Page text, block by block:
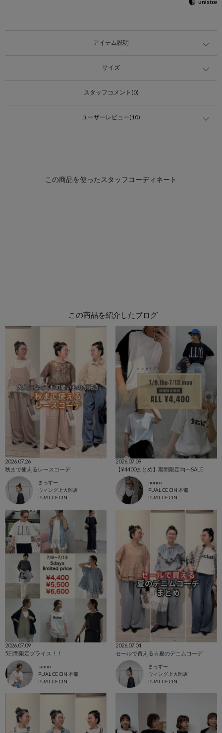
アイテム説明
サイズ
スタッフコメント(0)
ユーザーレビュー(10)
この商品を紹介したブログ
2026.07.26
秋まで使えるレースコーデ
まっすー
ウィング上大岡店
PUAL CE CIN
2026.07.09
【¥4400まとめ】期間限定均一SALE
norico
PUAL CE CIN 本部
PUAL CE CIN
2026.07.09
5日間限定プライス！！
seino
PUAL CE CIN 本部
PUAL CE CIN
2026.07.04
セールで買える☆夏のデニムコーデ
まっすー
ウィング上大岡店
PUAL CE CIN